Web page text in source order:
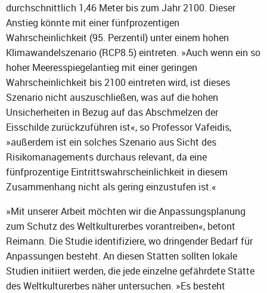
durchschnittlich 1,46 Meter bis zum Jahr 2100. Dieser
Anstieg könnte mit einer fünfprozentigen
Wahrscheinlichkeit (95. Perzentil) unter einem hohen
Klimawandelszenario (RCP8.5) eintreten. »Auch wenn ein so
hoher Meeresspiegelantieg mit einer geringen
Wahrscheinlichkeit bis 2100 eintreten wird, ist dieses
Szenario nicht auszuschließen, was auf die hohen
Unsicherheiten in Bezug auf das Abschmelzen der
Eisschilde zurückzuführen ist«, so Professor Vafeidis,
»außerdem ist ein solches Szenario aus Sicht des
Risikomanagements durchaus relevant, da eine
fünfprozentige Eintrittswahrscheinlichkeit in diesem
Zusammenhang nicht als gering einzustufen ist.«
»Mit unserer Arbeit möchten wir die Anpassungsplanung
zum Schutz des Weltkulturerbes vorantreiben«, betont
Reimann. Die Studie identifiziere, wo dringender Bedarf für
Anpassungen besteht. An diesen Stätten sollten lokale
Studien initiiert werden, die jede einzelne gefährdete Stätte
des Weltkulturerbes näher untersuchen. »Es besteht